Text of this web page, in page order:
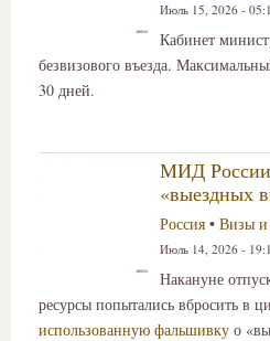
Июль 15, 2026 -
Кабинет
безвизового въезда.
30 дней.
МИД
«выездных
Россия • Визы и
Июль 14, 2026 -
Накануне
ресурсы попытались вбросить в
использованную фальшивку о